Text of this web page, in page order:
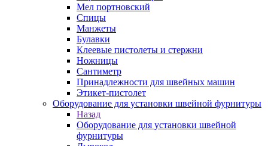
Мел портновский
Спицы
Манжеты
Булавки
Клеевые пистолеты и стержни
Ножницы
Сантиметр
Принадлежности для швейных машин
Этикет-пистолет
Оборудование для установки швейной фурнитуры
Назад
Оборудование для установки швейной
фурнитуры